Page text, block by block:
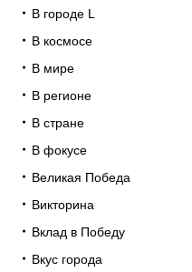
В городе L
В космосе
В мире
В регионе
В стране
В фокусе
Великая Победа
Викторина
Вклад в Победу
Вкус города